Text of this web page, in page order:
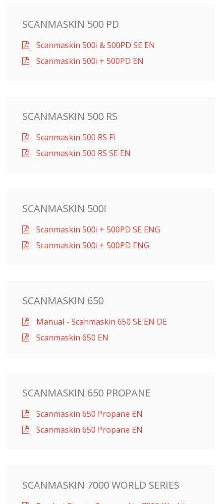
SCANMASKIN 500 PD
Scanmaskin 500i & 500PD SE EN
Scanmaskin 500i + 500PD EN
SCANMASKIN 500 RS
Scanmaskin 500 RS FI
Scanmaskin 500 RS SE EN
SCANMASKIN 500I
Scanmaskin 500i + 500PD SE ENG
Scanmaskin 500i + 500PD ENG
SCANMASKIN 650
Manual - Scanmaskin 650 SE EN DE
Scanmaskin 650 EN
SCANMASKIN 650 PROPANE
Scanmaskin 650 Propane EN
Scanmaskin 650 Propane EN
SCANMASKIN 7000 WORLD SERIES